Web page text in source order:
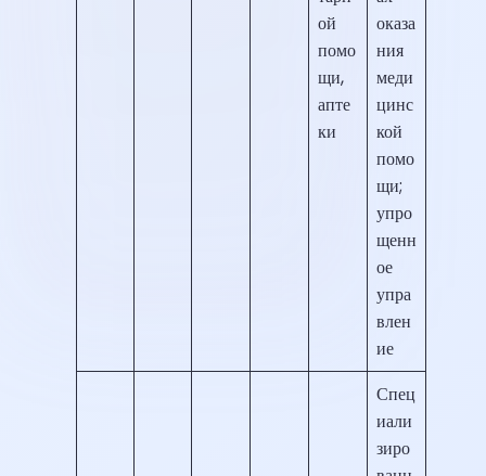
ой
помо
щи,
апте
ки
оказа
ния
меди
цинс
кой
помо
щи;
упро
щенн
ое
упра
влен
ие
Спец
иали
зиро